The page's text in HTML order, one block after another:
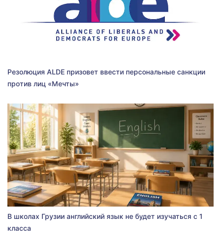
Резолюция ALDE призовет ввести персональные санкции
против лиц «Мечты»
В школах Грузии английский язык не будет изучаться с 1
класса